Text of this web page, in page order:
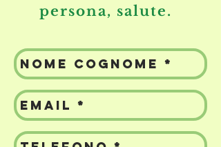
persona, salute.